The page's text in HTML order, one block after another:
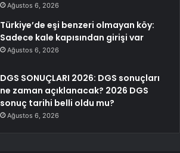
Ağustos 6, 2026
Türkiye’de eşi benzeri olmayan köy:
Sadece kale kapısından girişi var
Ağustos 6, 2026
DGS SONUÇLARI 2026: DGS sonuçları
ne zaman açıklanacak? 2026 DGS
sonuç tarihi belli oldu mu?
Ağustos 6, 2026